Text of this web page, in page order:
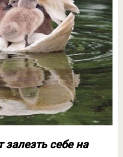
себе на